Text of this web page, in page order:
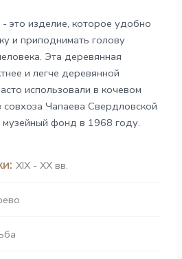
это изделие, которое удобно
и приподнимать голову
Эта деревянная
и легче деревянной
использовали в кочевом
Чапаева Свердловской
музейный фонд в 1968 году.
XIX - XX вв.